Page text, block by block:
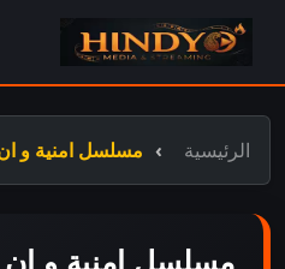
الرئيسية مسلسل امنية و
مسلسل امنية و